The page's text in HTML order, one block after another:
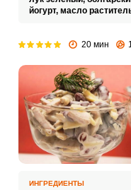
йогурт, масло
20 мин
ИНГРЕДИЕНТЫ